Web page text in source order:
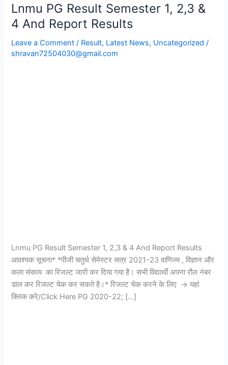
Lnmu PG Result Semester 1, 2,3 &
4 And Report Results
Leave a Comment / Result, Latest News, Uncategorized /
shravan72504030@gmail.com
Lnmu PG Result Semester 1, 2,3 & 4 And Report Results
आवश्यक सूचना* *पीजी चतुर्थ सेमेस्टर सत्र 2021-23 वाणिज्य , विज्ञान और
कला संकाय का रिजल्ट जारी कर दिया गया है। सभी विद्यार्थी अपना रौल नंबर
डाल कर रिजल्ट चेक कर सकते है।* रिजल्ट चेक करने के लिए → यहां
क्लिक करे/Click Here PG 2020-22; […]
Lnmu
PG
Result
Semester
1,